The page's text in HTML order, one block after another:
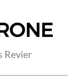
Revier